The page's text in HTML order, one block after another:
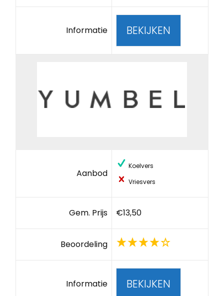
Informatie BEKIJKEN
Aanbod
Koelvers
Vriesvers
Gem. Prijs €13,50
Beoordeling
Informatie BEKIJKEN